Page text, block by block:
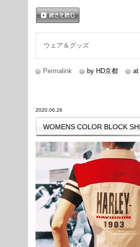
ウェア＆グッズ
Permalink by HD京都 at
2020.06.26
WOMENS COLOR BLOCK